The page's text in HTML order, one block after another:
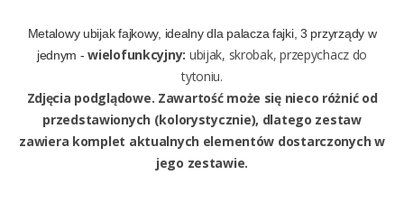
Metalowy ubijak fajkowy, idealny dla palacza fajki,3 przyrządy w
jednym -wielofunkcyjny: ubijak, skrobak, przepychacz do
tytoniu.
Zdjęcia podglądowe. Zawartość może się nieco różnić od
przedstawionych (kolorystycznie), dlatego zestaw
zawiera komplet aktualnych elementów dostarczonych w
jego zestawie.